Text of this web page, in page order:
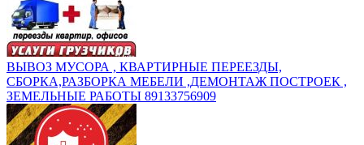
ВЫВОЗ МУСОРА , КВАРТИРНЫЕ ПЕРЕЕЗДЫ,
СБОРКА,РАЗБОРКА МЕБЕЛИ ,ДЕМОНТАЖ ПОСТРОЕК ,
ЗЕМЕЛЬНЫЕ РАБОТЫ 89133756909